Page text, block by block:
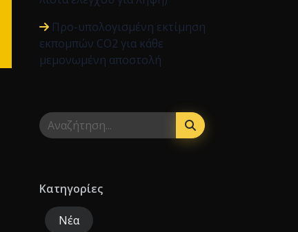
Προ-υπολογισμένη εκτίμηση
εκπομπών CO2 για κάθε
μεμονωμένη αποστολή
Κατηγορίες
Νέα